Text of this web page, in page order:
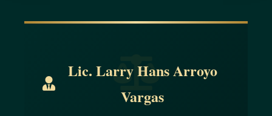
Lic. Larry Hans Arroyo
Vargas